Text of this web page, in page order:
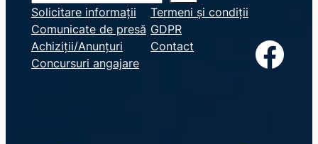
e
a
r
c
Solicitare informații
Comunicate de presă
Achiziții/Anunțuri
Concursuri angajare
Termeni și condiții
GDPR
Contact
Facebook